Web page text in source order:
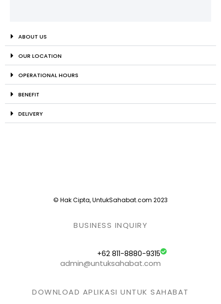
ABOUT US
OUR LOCATION
OPERATIONAL HOURS
BENEFIT
DELIVERY
© Hak Cipta, UntukSahabat.com 2023
BUSINESS INQUIRY
+62 811-8880-9315
admin@untuksahabat.com
DOWNLOAD APLIKASI UNTUK SAHABAT